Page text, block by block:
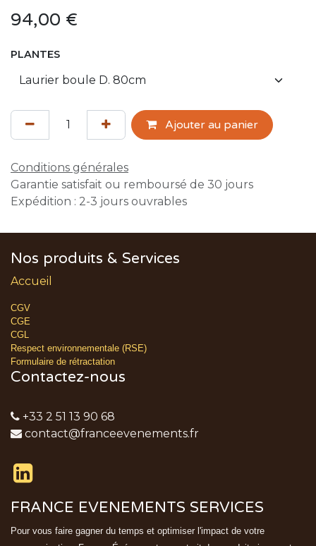
94,00 €
PLANTES
Ajouter au panier
Conditions générales
Garantie satisfait ou remboursé de 30 jours
Expédition : 2-3 jours ouvrables
Nos produits & Services
Accueil
CGV
CGE
CGL
Respect environnementale (RSE)
Formulaire de rétractation
Contactez-nous
+33 2 51 13 90 68
contact@franceevenements.fr
FRANCE EVENEMENTS SERVICES
Pour vous faire gagner du temps et optimiser l'impact de votre